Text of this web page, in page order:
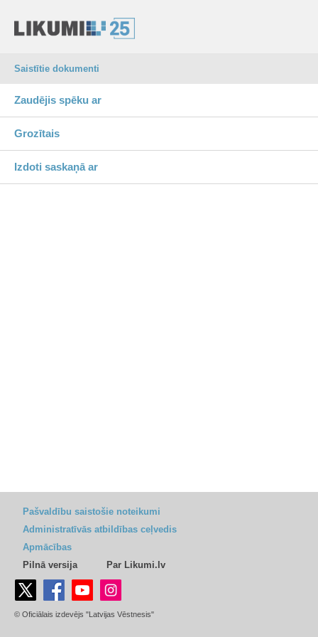
Saistītie dokumenti
Zaudējis spēku ar
Grozītais
Izdoti saskaņā ar
Pašvaldību saistošie noteikumi
Administratīvās atbildības ceļvedis
Apmācības
Pilnā versija
Par Likumi.lv
© Oficiālais izdevējs "Latvijas Vēstnesis"